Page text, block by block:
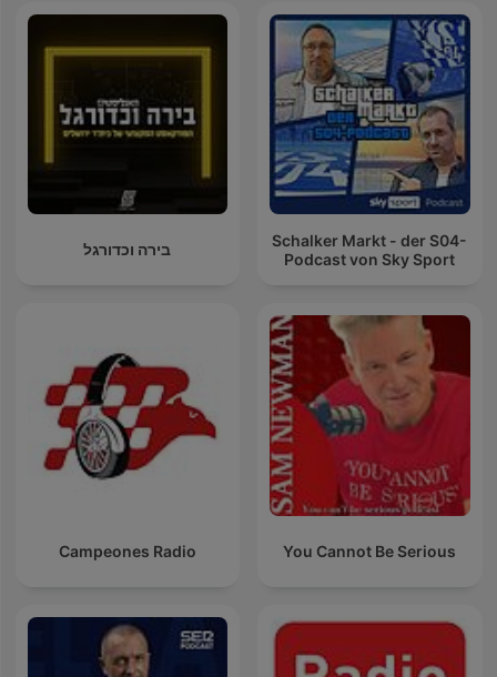
בירה וכדורגל
Schalker Markt - der S04-
Podcast von Sky Sport
Campeones Radio You Cannot Be Serious